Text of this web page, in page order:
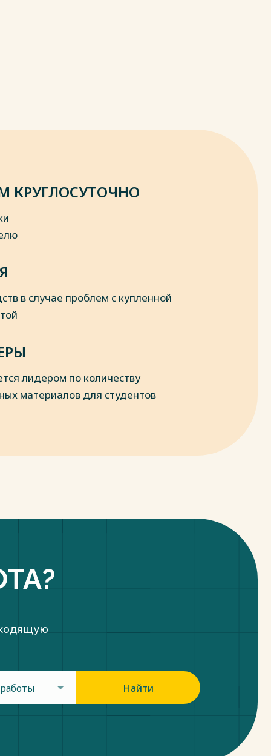
КРУГЛОСУТОЧНО
в случае проблем с купленной
лидером по количеству
материалов для студентов
Найти